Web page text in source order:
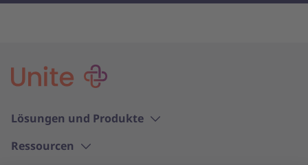
Lösungen und Produkte
Ressourcen